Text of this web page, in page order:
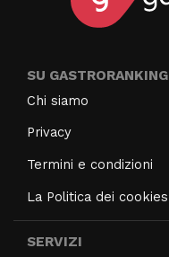
SU GASTRORANKING
Chi siamo
Privacy
Termini e condizioni
La Politica dei cookies
SERVIZI